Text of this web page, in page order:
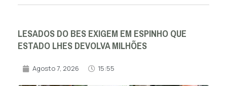
LESADOS DO BES EXIGEM EM ESPINHO QUE
ESTADO LHES DEVOLVA MILHÕES
Agosto 7, 2026 15:55